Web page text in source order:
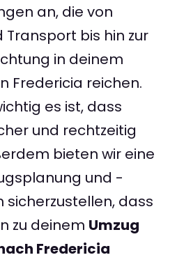
an, die von
bis hin zur
in deinem
Fredericia reichen.
es ist, dass
und rechtzeitig
bieten wir eine
und -
sicherzustellen, dass
zu deinem Umzug
Fredericia